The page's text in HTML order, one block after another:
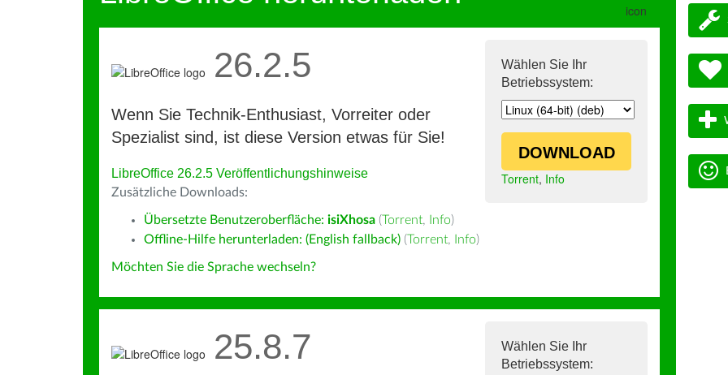
Wählen Sie Ihr
Betriebssystem:
DOWNLOAD
Torrent, Info
26.2.5
Wenn Sie Technik-Enthusiast, Vorreiter oder
Spezialist sind, ist diese Version etwas für Sie!
LibreOffice 26.2.5 Veröffentlichungshinweise
Zusätzliche Downloads:
Übersetzte Benutzeroberfläche: isiXhosa (Torrent, Info)
Offline-Hilfe herunterladen: (English fallback) (Torrent, Info)
Möchten Sie die Sprache wechseln?
Wählen Sie Ihr
Betriebssystem:
25.8.7